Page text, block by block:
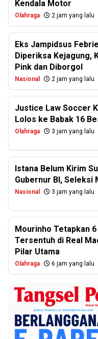
Kendala Motor
Olahraga 2 jam yang lalu
Eks Jampidsus
Diperiksa Kejagung,
Pink dan Diborgol
Nasional 2 jam yang lalu
Justice Law Soccer
Lolos ke Babak 16
Olahraga 3 jam yang lalu
Istana Belum Kirim
Gubernur BI, Seleksi
Nasional 3 jam yang lalu
Mourinho Tetapkan
Tersentuh di Real
Pilar Utama
Olahraga 6 jam yang lalu